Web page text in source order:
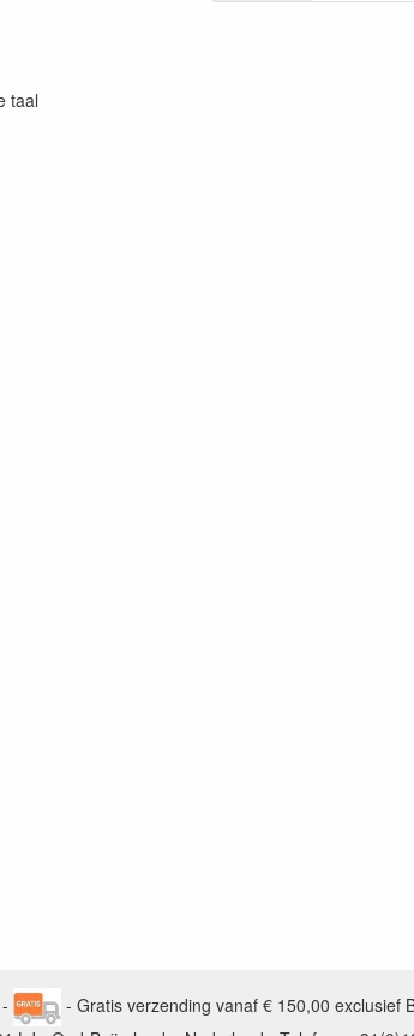
taal
- Gratis verzending vanaf € 150,00 exclusief